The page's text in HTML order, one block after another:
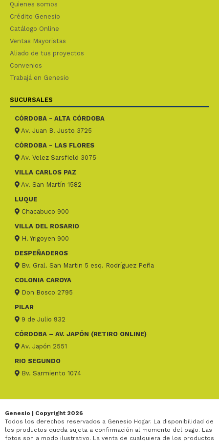
Quienes somos
Crédito Genesio
Catálogo Online
Ventas Mayoristas
Aliado de tus proyectos
Convenios
Trabajá en Genesio
SUCURSALES
CÓRDOBA - ALTA CÓRDOBA
Av. Juan B. Justo 3725
CÓRDOBA - LAS FLORES
Av. Velez Sarsfield 3075
VILLA CARLOS PAZ
Av. San Martín 1582
LUQUE
Chacabuco 900
VILLA DEL ROSARIO
H. Yrigoyen 900
DESPEÑADEROS
Bv. Gral. San Martin 5 esq. Rodríguez Peña
COLONIA CAROYA
Don Bosco 2795
PILAR
9 de Julio 932
CÓRDOBA – AV. JAPÓN (RETIRO ONLINE)
Av. Japón 2551
RIO SEGUNDO
Bv. Sarmiento 1074
Genesio | Copyright 2026
Todos los derechos reservados a Genesio Hogar. La disponibilidad de
los productos queda sujeta a confirmación al momento del pago. Las
fotos son a modo ilustrativo. La venta de cualquiera de los productos